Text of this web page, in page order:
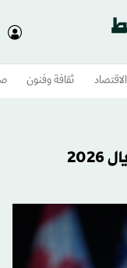
الاقتصاد ثقافة وفنون
إنفانتينو: مشاركة إيران في مونديال 2026